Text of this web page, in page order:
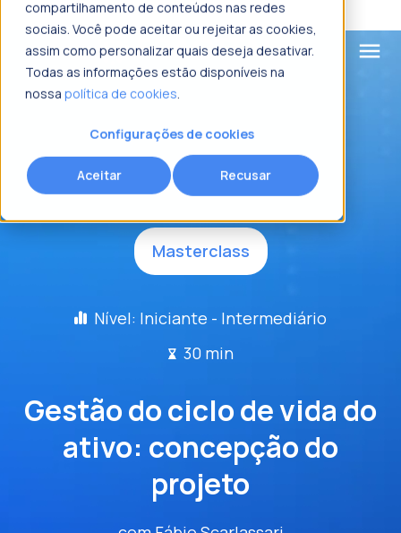
compartilhamento de conteúdos nas redes
sociais. Você pode aceitar ou rejeitar as cookies,
assim como personalizar quais deseja desativar.
Todas as informações estão disponíveis na
nossa política de cookies.
Configurações de cookies
Aceitar Recusar
menu
Masterclass
Nível: Iniciante - Intermediário
30 min
Gestão do ciclo de vida do
ativo: concepção do
projeto
Nome*
Cargo *